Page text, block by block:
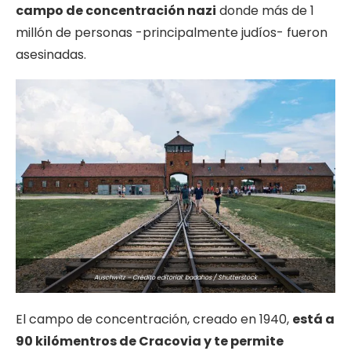
campo de concentración nazi donde más de 1
millón de personas -principalmente judíos- fueron
asesinadas.
Auschwitz – Crédito editorial: badahos / Shutterstock
El campo de concentración, creado en 1940, está a
90 kilómentros de Cracovia y te permite